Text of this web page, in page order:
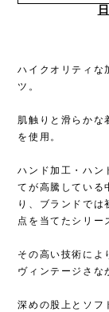
ハイクオリティな
ツ。
肌触りと滑らかな
を使用。
ハンド加工・ハン
てが高騰している
り、ブランドでは
点を当てたシリー
その高い技術によ
ヴィンテージさな
深めの股上とソフ